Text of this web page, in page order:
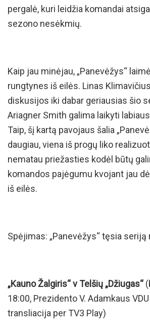
pergalė, kuri leidžia komandai
sezono nesėkmių.
Kaip jau minėjau, „Panevėžys“
rungtynes iš eilės. Linas
diskusijos iki dabar geriausias šio
Ariagner Smith galima laikyti
Taip, šį kartą pavojaus šalia
daugiau, viena iš progų liko
nematau priežasties kodėl būtų
komandos pajėgumu kvojant jau
iš eilės.
Spėjimas: „Panevėžys“ tęsia seriją
„Kauno Žalgiris“ v Telšių „Džiugas“
18:00, Prezidento V. Adamkaus
transliacija per TV3 Play)